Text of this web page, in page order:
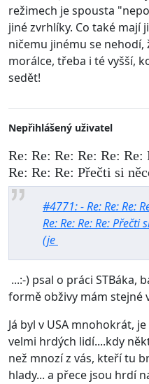
režimech je spousta
jiné zvrhlíky. Co také mají
ničemu jinému se nehodí,
morálce, třeba i té vyšší,
sedět!
Nepřihlášený uživatel
Re: Re: Re: Re: Re: Re:
Re: Re: Re: Přečti si
#4771: - Re: Re: Re:
Re: Re: Re: Re:
(je
...:-) psal o práci STBáka,
formě obživy mám stejné
Já byl v USA mnohokrát,
velmi hrdých lidí....kdy
než mnozí z vás, kteří tu
hlady... a přece jsou hrdí